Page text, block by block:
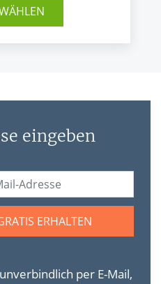
eingeben
ERHALTEN
per E-Mail,